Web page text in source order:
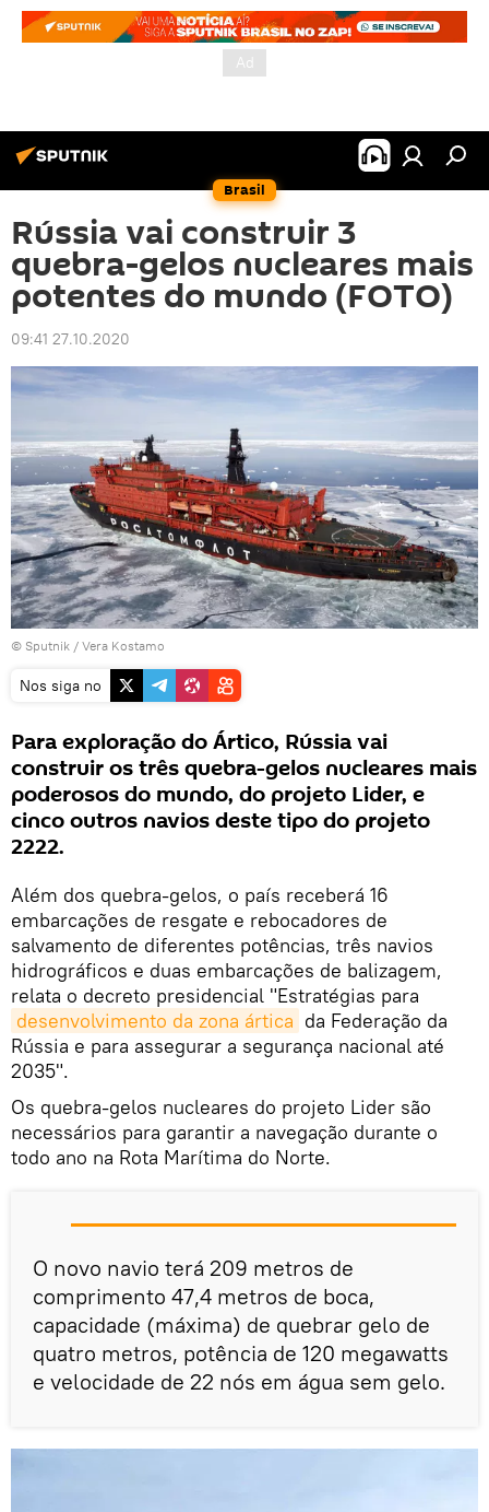
Brasil
Rússia vai construir 3
quebra-gelos nucleares mais
potentes do mundo (FOTO)
09:41 27.10.2020
© Sputnik / Vera Kostamo
Nos siga no
Para exploração do Ártico, Rússia vai
construir os três quebra-gelos nucleares mais
poderosos do mundo, do projeto Lider, e
cinco outros navios deste tipo do projeto
2222.
Além dos quebra-gelos, o país receberá 16
embarcações de resgate e rebocadores de
salvamento de diferentes potências, três navios
hidrográficos e duas embarcações de balizagem,
relata o decreto presidencial "Estratégias para
desenvolvimento da zona ártica da Federação da
Rússia e para assegurar a segurança nacional até
2035".
Os quebra-gelos nucleares do projeto Lider são
necessários para garantir a navegação durante o
todo ano na Rota Marítima do Norte.
O novo navio terá 209 metros de
comprimento 47,4 metros de boca,
capacidade (máxima) de quebrar gelo de
quatro metros, potência de 120 megawatts
e velocidade de 22 nós em água sem gelo.